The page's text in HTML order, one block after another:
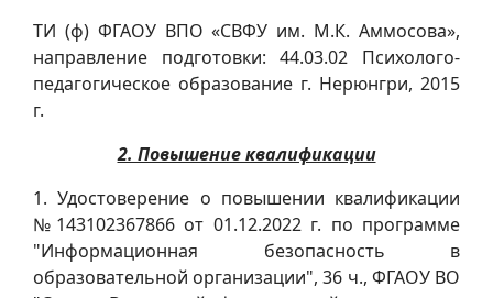
ТИ (ф) ФГАОУ ВПО «СВФУ им. М.К. Аммосова»,
направление подготовки: 44.03.02 Психолого-
педагогическое образование г. Нерюнгри, 2015
г.
2. Повышение квалификации
1. Удостоверение о повышении квалификации
№143102367866 от 01.12.2022 г. по программе
"Информационная безопасность в
образовательной организации", 36 ч., ФГАОУ ВО